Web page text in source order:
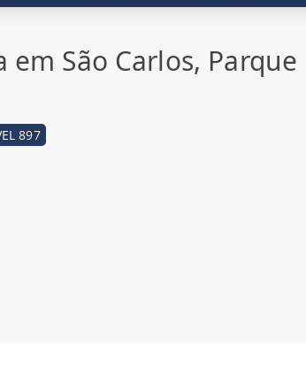
São Carlos, Parque
897